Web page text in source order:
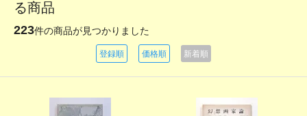
る商品
223件の商品が見つかりました
登録順 価格順 新着順